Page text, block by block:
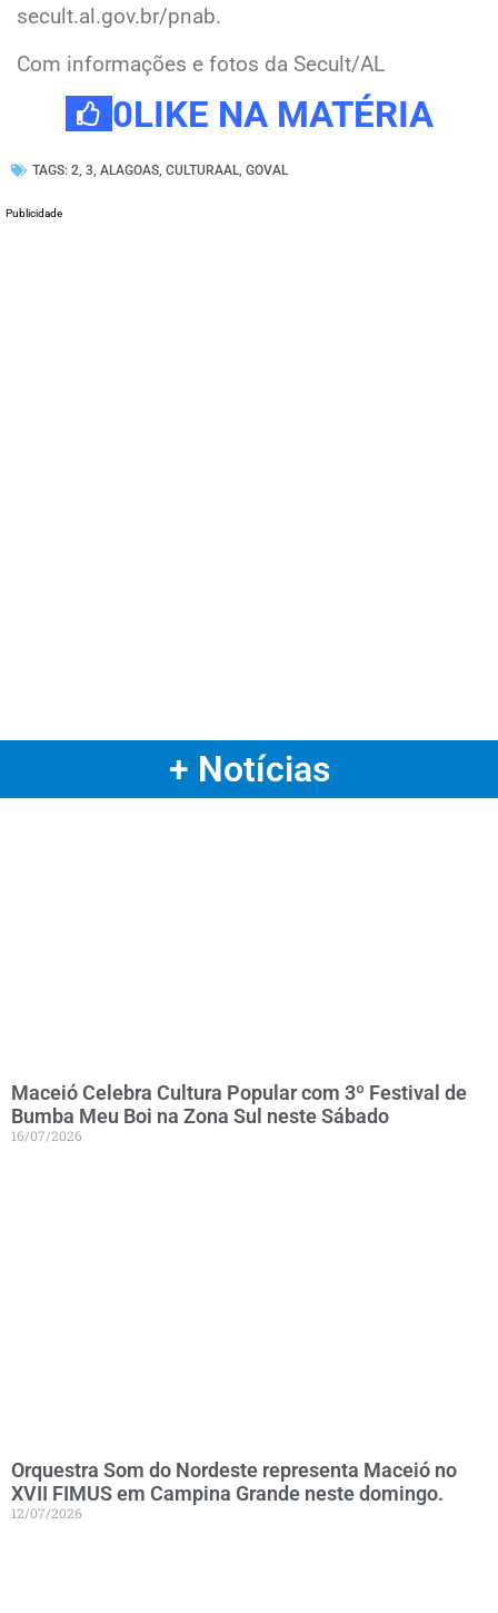
secult.al.gov.br/pnab.
Com informações e fotos da Secult/AL
0LIKE NA MATÉRIA
TAGS: 2, 3, ALAGOAS, CULTURAAL, GOVAL
Publicidade
+ Notícias
Maceió Celebra Cultura Popular com 3º Festival de
Bumba Meu Boi na Zona Sul neste Sábado
16/07/2026
Orquestra Som do Nordeste representa Maceió no
XVII FIMUS em Campina Grande neste domingo.
12/07/2026